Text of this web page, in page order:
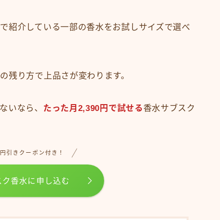
紹介している一部の香水をお試しサイズで選べ
残り方で上品さが変わります。
いなら、 たった月2,390円で試せる 香水サブスク
引きクーポン付き！
香水に申し込む